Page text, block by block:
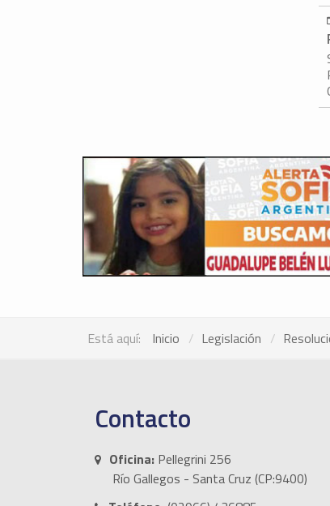
Está aquí: Inicio Legislación
Contacto
Oficina: Pellegrini 256
Río Gallegos - Santa Cruz (CP:9400)